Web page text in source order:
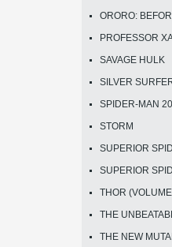
ORORO:
PROFESSOR
SAVAGE HULK
SILVER
SPIDER-MAN
STORM
SUPERIOR
SUPERIOR
THOR
THE
THE NEW